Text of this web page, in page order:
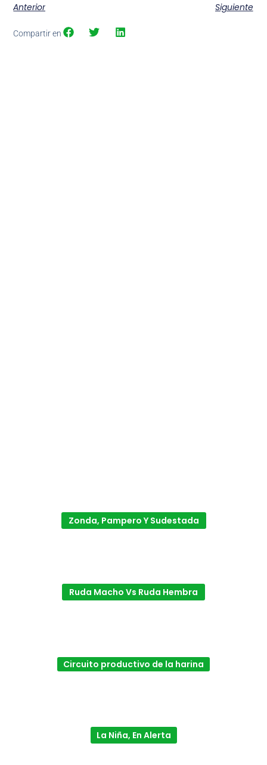
Anterior Siguiente
Compartir en
Zonda, Pampero Y Sudestada
Ruda Macho Vs Ruda Hembra
Circuito productivo de la harina
La Niña, En Alerta